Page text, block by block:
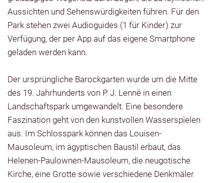
Aussichten und Sehenswürdigkeiten führen. Für den
Park stehen zwei Audioguides (1 für Kinder) zur
Verfügung, der per App auf das eigene Smartphone
geladen werden kann.
Der ursprüngliche Barockgarten wurde um die Mitte
des 19. Jahrhunderts von P. J. Lenné in einen
Landschaftspark umgewandelt. Eine besondere
Faszination geht von den kunstvollen Wasserspielen
aus. Im Schlosspark können das Louisen-
Mausoleum, im ägyptischen Baustil erbaut, das
Helenen-Paulownen-Mausoleum, die neugotische
Kirche, eine Grotte sowie verschiedene Denkmäler